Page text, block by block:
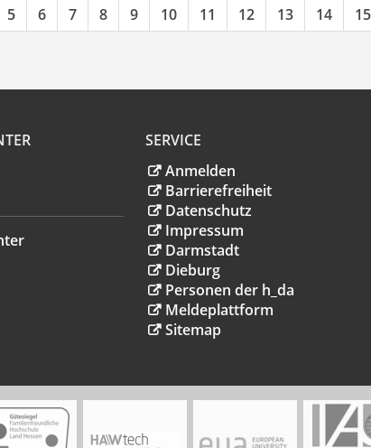
5 6 7 8 9 10 11 12 13 14 15
SERVICE
Anmelden
Barrierefreiheit
Datenschutz
Impressum
Darmstadt
Dieburg
Personen der h_da
Meldeplattform
Sitemap